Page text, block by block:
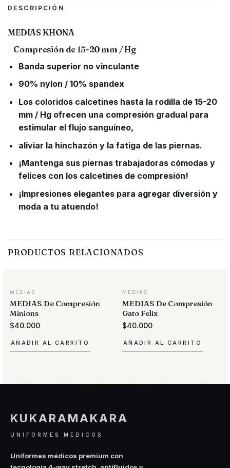
DESCRIPCIÓN
MEDIAS KHONA
Compresión de 15-20 mm / Hg
Banda superior no vinculante
90% nylon / 10% spandex
Los coloridos calcetines hasta la rodilla de 15-20
mm / Hg ofrecen una compresión gradual para
estimular el flujo sanguíneo,
aliviar la hinchazón y la fatiga de las piernas.
¡Mantenga sus piernas trabajadoras cómodas y
felices con los calcetines de compresión!
¡Impresiones elegantes para agregar diversión y
moda a tu atuendo!
PRODUCTOS RELACIONADOS
MEDIAS
MEDIAS De Compresión
Minions
$40.000
AÑADIR AL CARRITO
MEDIAS
MEDIAS De Compresión
Gato Felix
$40.000
AÑADIR AL CARRITO
KUKARAMAKARA
UNIFORMES MÉDICOS
Uniformes médicos premium con